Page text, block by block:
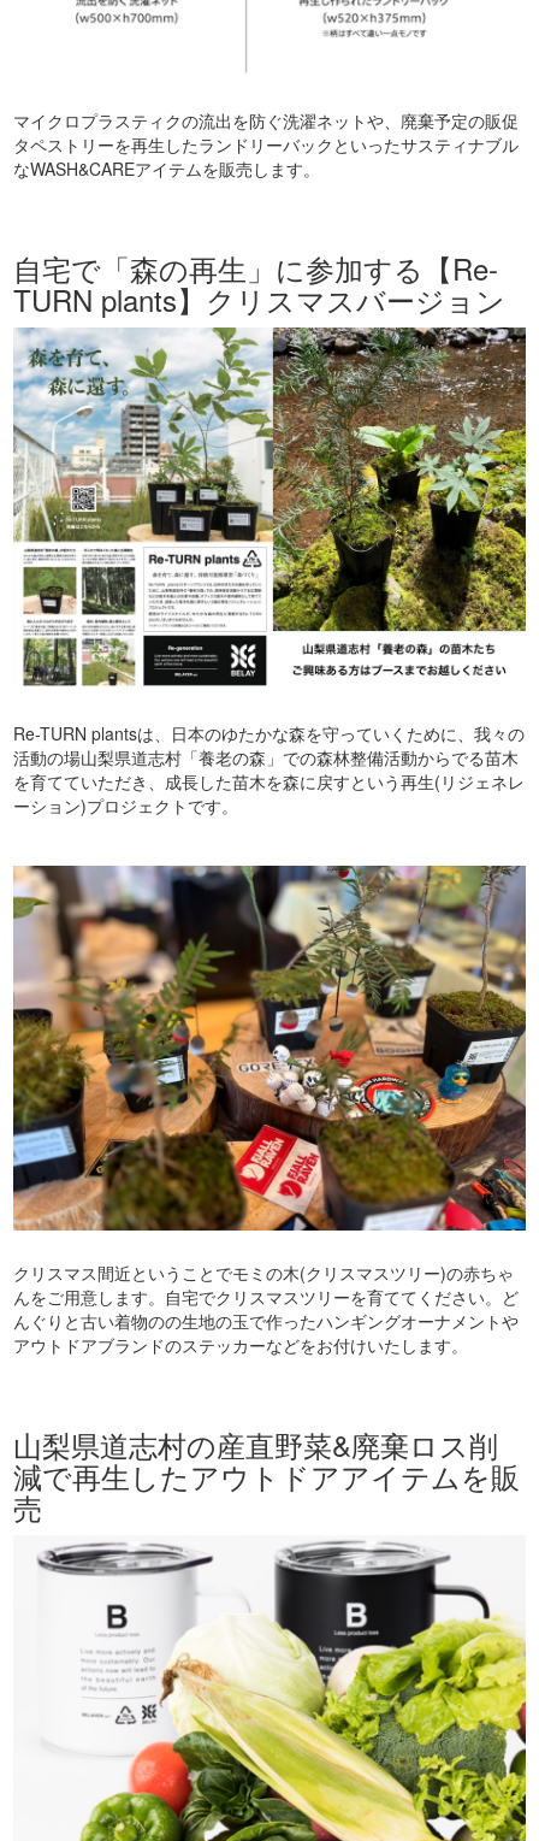
マイクロプラスティクの流出を防ぐ洗濯ネットや、廃棄予定の販促
タペストリーを再生したランドリーバックといったサスティナブル
なWASH&CAREアイテムを販売します。
自宅で「森の再生」に参加する【Re-
TURN plants】クリスマスバージョン
Re-TURN plantsは、日本のゆたかな森を守っていくために、我々の
活動の場山梨県道志村「養老の森」での森林整備活動からでる苗木
を育てていただき、成長した苗木を森に戻すという再生(リジェネレ
ーション)プロジェクトです。
クリスマス間近ということでモミの木(クリスマスツリー)の赤ちゃ
んをご用意します。自宅でクリスマスツリーを育ててください。ど
んぐりと古い着物のの生地の玉で作ったハンギングオーナメントや
アウトドアブランドのステッカーなどをお付けいたします。
山梨県道志村の産直野菜&廃棄ロス削
減で再生したアウトドアアイテムを販
売